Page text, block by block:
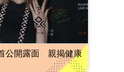
公開露面 親揭健康